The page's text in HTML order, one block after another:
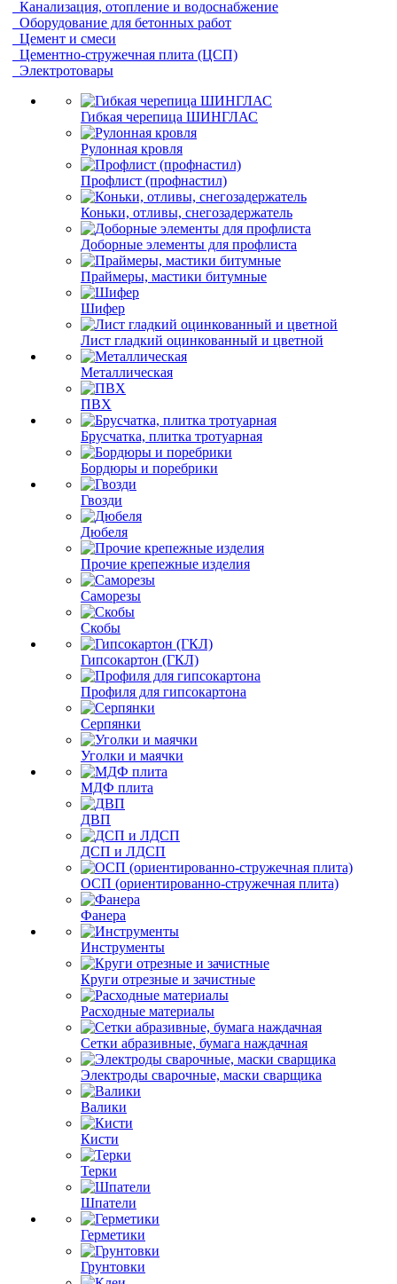
Канализация, отопление и водоснабжение
Оборудование для бетонных работ
Цемент и смеси
Цементно-стружечная плита (ЦСП)
Электротовары
Гибкая черепица ШИНГЛАС
Рулонная кровля
Профлист (профнастил)
Коньки, отливы, снегозадержатель
Доборные элементы для профлиста
Праймеры, мастики битумные
Шифер
Лист гладкий оцинкованный и цветной
Металлическая
ПВХ
Брусчатка, плитка тротуарная
Бордюры и поребрики
Гвозди
Дюбеля
Прочие крепежные изделия
Саморезы
Скобы
Гипсокартон (ГКЛ)
Профиля для гипсокартона
Серпянки
Уголки и маячки
МДФ плита
ДВП
ДСП и ЛДСП
ОСП (ориентированно-стружечная плита)
Фанера
Инструменты
Круги отрезные и зачистные
Расходные материалы
Сетки абразивные, бумага наждачная
Электроды сварочные, маски сварщика
Валики
Кисти
Терки
Шпатели
Герметики
Грунтовки